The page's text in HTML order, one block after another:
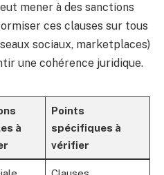
mener à des sanctions
ces clauses sur tous
sociaux, marketplaces)
une cohérence juridique.
à
Points
spécifiques à
vérifier